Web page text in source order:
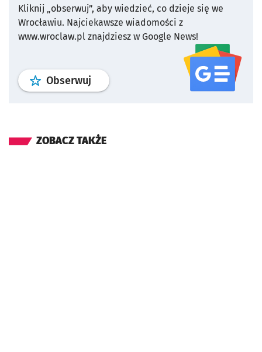
Kliknij „obserwuj”, aby wiedzieć, co dzieje się we
Wrocławiu. Najciekawsze wiadomości z
www.wroclaw.pl znajdziesz w Google News!
Obserwuj profil serwisu
ZOBACZ TAKŻE